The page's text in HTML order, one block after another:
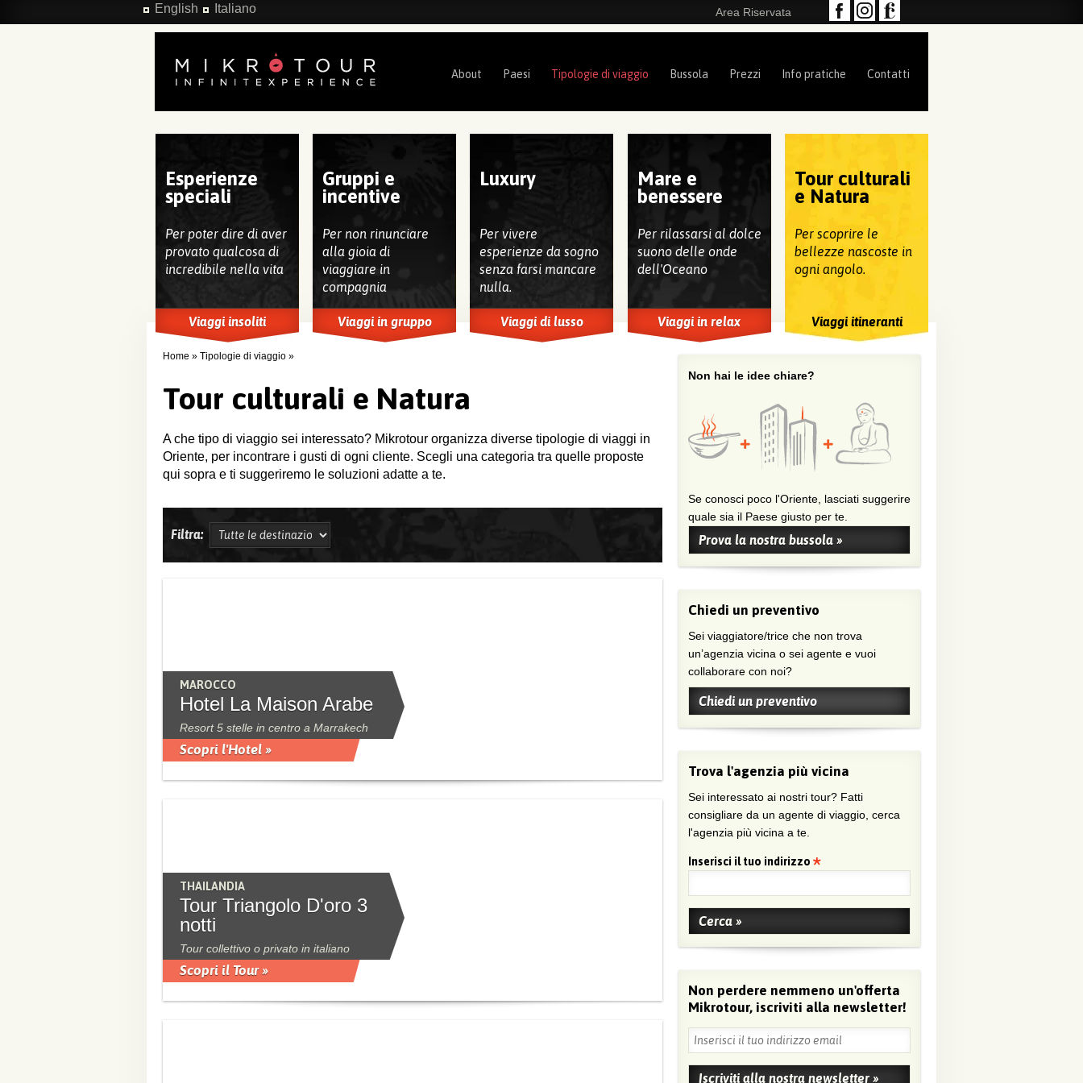
Salta al contenuto principale Area Riservata
English Italiano
About Paesi Tipologie di viaggio Bussola Prezzi Info pratiche Contatti
Home » Tipologie di viaggio »
Esperienze
speciali
Per poter dire di aver
provato qualcosa di
incredibile nella vita
Viaggi insoliti
Gruppi e
incentive
Per non rinunciare
alla gioia di
viaggiare in
compagnia
Viaggi in gruppo
Luxury
Per vivere
esperienze da sogno
senza farsi mancare
nulla.
Viaggi di lusso
Mare e
benessere
Per rilassarsi al dolce
suono delle onde
dell'Oceano
Viaggi in relax
Tour culturali
e Natura
Per scoprire le
bellezze nascoste in
ogni angolo.
Viaggi itineranti
Tour culturali e Natura
A che tipo di viaggio sei interessato? Mikrotour organizza diverse tipologie di viaggi in
Oriente, per incontrare i gusti di ogni cliente. Scegli una categoria tra quelle proposte
qui sopra e ti suggeriremo le soluzioni adatte a te.
Filtra:
MAROCCO
Hotel La Maison Arabe
Resort 5 stelle in centro a Marrakech
Scopri l'Hotel »
THAILANDIA
Tour Triangolo D'oro 3
notti
Tour collettivo o privato in italiano
Scopri il Tour »
Non hai le idee chiare?
Se conosci poco l'Oriente, lasciati suggerire
quale sia il Paese giusto per te.
Prova la nostra bussola »
Chiedi un preventivo
Sei viaggiatore/trice che non trova
un’agenzia vicina o sei agente e vuoi
collaborare con noi?
Chiedi un preventivo
Trova l'agenzia più vicina
Sei interessato ai nostri tour? Fatti
consigliare da un agente di viaggio, cerca
l'agenzia più vicina a te.
Inserisci il tuo indirizzo
Non perdere nemmeno un'offerta
Mikrotour, iscriviti alla newsletter!